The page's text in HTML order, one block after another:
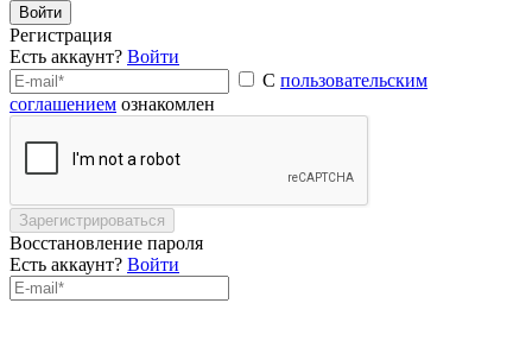
Войти
Регистрация
Есть аккаунт? Войти
С пользовательским
соглашением ознакомлен
Зарегистрироваться
Восстановление пароля
Есть аккаунт? Войти